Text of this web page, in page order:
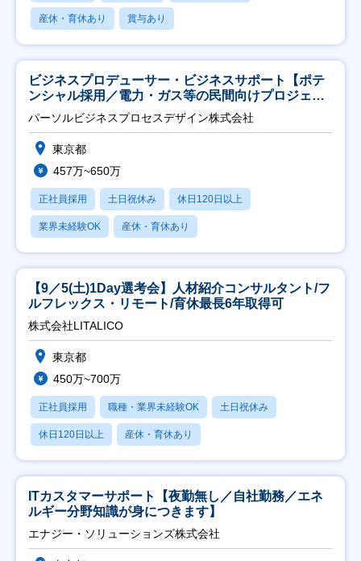
産休・育休あり 賞与あり
ビジネスプロデューサー・ビジネスサポート【ポテ
ンシャル採用／電力・ガス等の民間向けプロジェク
ト推進】
パーソルビジネスプロセスデザイン株式会社
東京都
457万~650万
正社員採用 土日祝休み 休日120日以上
業界未経験OK 産休・育休あり
【9／5(土)1Day選考会】人材紹介コンサルタント/フ
ルフレックス・リモート/育休最長6年取得可
株式会社LITALICO
東京都
450万~700万
正社員採用 職種・業界未経験OK 土日祝休み
休日120日以上 産休・育休あり
ITカスタマーサポート【夜勤無し／自社勤務／エネ
ルギー分野知識が身につきます】
エナジー・ソリューションズ株式会社